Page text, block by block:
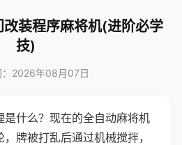
改装程序麻将机(进阶必学
技)
：2026年08月07日
是什么？现在的全自动麻将机
牌被打乱后通过机械搅拌，